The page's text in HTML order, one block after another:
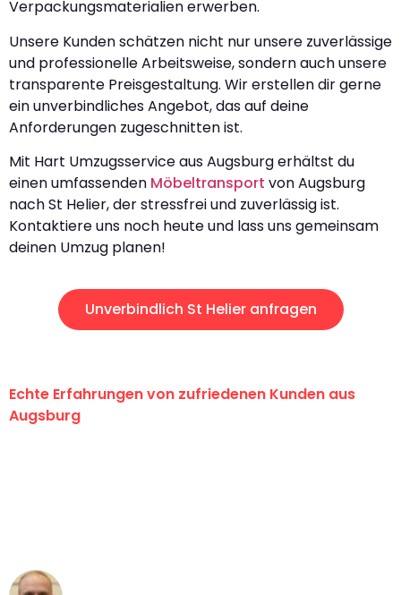
Verpackungsmaterialien erwerben.
Unsere Kunden schätzen nicht nur unsere zuverlässige
und professionelle Arbeitsweise, sondern auch unsere
transparente Preisgestaltung. Wir erstellen dir gerne
ein unverbindliches Angebot, das auf deine
Anforderungen zugeschnitten ist.
Mit Hart Umzugsservice aus Augsburg erhältst du
einen umfassenden Möbeltransport von Augsburg
nach St Helier, der stressfrei und zuverlässig ist.
Kontaktiere uns noch heute und lass uns gemeinsam
deinen Umzug planen!
Unverbindlich St Helier anfragen
Echte Erfahrungen von zufriedenen Kunden aus
Augsburg